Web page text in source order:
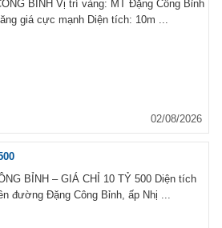
BỈNH Vị trí vàng: MT Đặng Công Bỉnh
giá cực mạnh Diện tích: 10m ...
02/08/2026
BỈNH – GIÁ CHỈ 10 TỶ 500 Diện tích
đường Đặng Công Bỉnh, ấp Nhị ...
Khu đô thị mới Tân Tây Đô
Đường Quốc lộ 32, Xã Tân Lập,
Đông Hiệp, Dĩ An, Bình Dương